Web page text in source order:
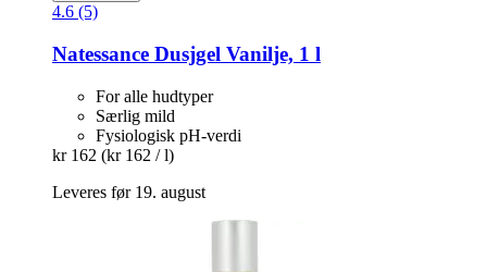
4.6 (5)
Natessance Dusjgel Vanilje, 1 l
For alle hudtyper
Særlig mild
Fysiologisk pH-verdi
kr 162 (kr 162 / l)
Leveres før 19. august